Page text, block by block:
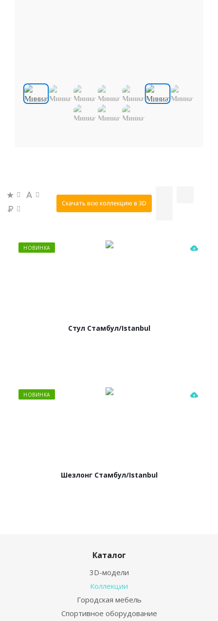
Скачать всю коллекцию в 3D
НОВИНКА
Стул Стамбул/Istanbul
НОВИНКА
Шезлонг Стамбул/Istanbul
Каталог
3D-модели
Коллекции
Городская мебель
Спортивное оборудование